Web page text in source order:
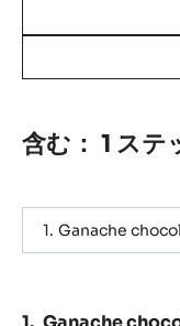
含む： 1 ステ
Ganache